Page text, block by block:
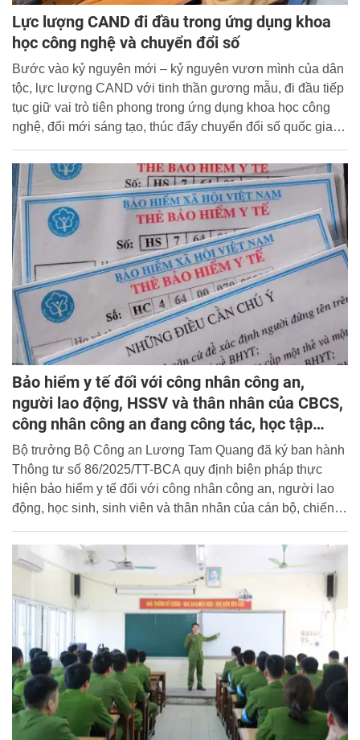
Lực lượng CAND đi đầu trong ứng dụng khoa
học công nghệ và chuyển đổi số
Bước vào kỷ nguyên mới – kỷ nguyên vươn mình của dân
tộc, lực lượng CAND với tinh thần gương mẫu, đi đầu tiếp
tục giữ vai trò tiên phong trong ứng dụng khoa học công
nghệ, đổi mới sáng tạo, thúc đẩy chuyển đổi số quốc gia,
​Bảo hiểm y tế đối với công nhân công an,
người lao động, HSSV và thân nhân của CBCS,
công nhân công an đang công tác, học tập
trong CAND
Bộ trưởng Bộ Công an Lương Tam Quang đã ký ban hành
Thông tư số 86/2025/TT-BCA quy định biện pháp thực
hiện bảo hiểm y tế đối với công nhân công an, người lao
động, học sinh, sinh viên và thân nhân của cán bộ, chiến
an nhân dân.